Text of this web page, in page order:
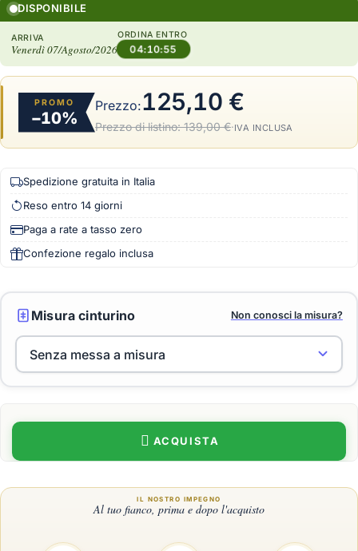
DISPONIBILE
ARRIVA
Venerdì 07/Agosto/2026
ORDINA ENTRO
04:10:54
PROMO
−10%
Prezzo:125,10 €
Prezzo di listino:139,00 €·IVA INCLUSA
Spedizione gratuita in Italia
Reso entro 14 giorni
Paga a rate a tasso zero
Confezione regalo inclusa
Misura cinturino Non conosci la misura?
ACQUISTA